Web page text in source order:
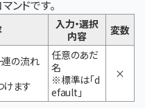
ドです。
入力・選択
内容
変数
の流れ
けます
任意のあだ
名
※標準は「d
efault」
×